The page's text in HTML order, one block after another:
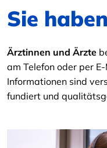
Sie
Ärztinnen und Ärzte
am Telefon oder per
Informationen sind
fundiert und